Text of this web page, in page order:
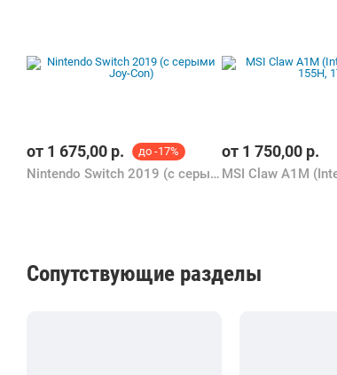
от 1 675,00 р. до -17%
Nintendo Switch 2019 (с серыми Joy-Con)
от 1 750,00 р.
Сопутствующие разделы